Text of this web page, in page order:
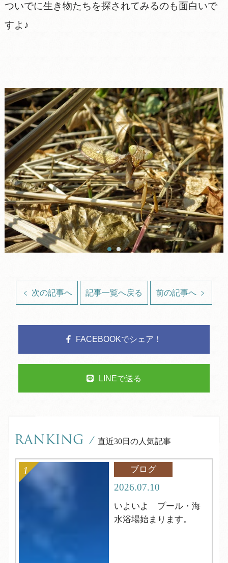
ついでに生き物たちを探されてみるのも面白いで
すよ♪
次の記事へ 記事一覧へ戻る 前の記事へ
FACEBOOKでシェア！
LINEで送る
RANKING / 直近30日の人気記事
ブログ
2026.07.10
いよいよ プール・海
水浴場始まります。